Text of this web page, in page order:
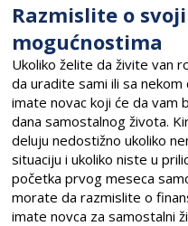
Razmislite o
mogućnostima
Ukoliko želite da živite van
da uradite sami ili sa
imate novac koji će da
dana samostalnog života.
deluju nedostižno ukoliko
situaciju i ukoliko niste u
početka prvog meseca
morate da razmislite o
imate novca za samostalni